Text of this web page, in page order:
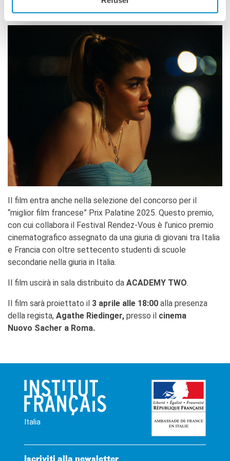
sociale alla bellezza.
Il film entra anche nella selezione del concorso per il
“miglior film francese” Prix Palatine 2025. Questo premio,
con cui collabora il Festival Rendez-Vous è l’unico premio
cinematografico assegnato da una giuria di giovani tra Italia
e Francia con oltre settecento studenti di scuole
secondarie nella giuria in Italia.
Il film uscirà in sala distribuito da ACADEMY TWO.
Il film sarà proiettato il 3 aprile alle 18:00 alla presenza
della regista, Agathe Riedinger​, presso il cinema
Nuovo Sacher a Roma.
Italia